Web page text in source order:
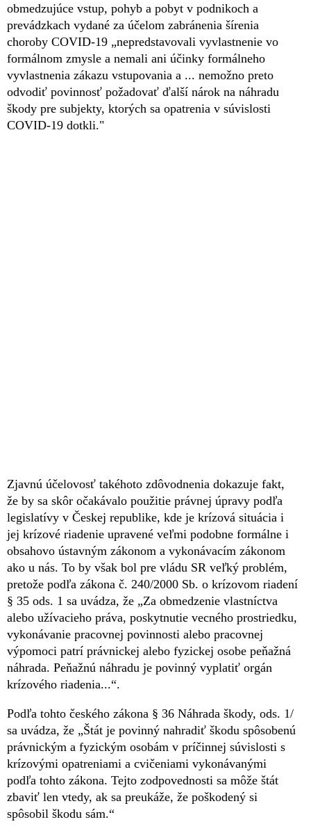
obmedzujúce vstup, pohyb a pobyt v podnikoch a
prevádzkach vydané za účelom zabránenia šírenia
choroby COVID-19 „nepredstavovali vyvlastnenie vo
formálnom zmysle a nemali ani účinky formálneho
vyvlastnenia zákazu vstupovania a ... nemožno preto
odvodiť povinnosť požadovať ďalší nárok na náhradu
škody pre subjekty, ktorých sa opatrenia v súvislosti
COVID-19 dotkli."
Zjavnú účelovosť takéhoto zdôvodnenia dokazuje fakt,
že by sa skôr očakávalo použitie právnej úpravy podľa
legislatívy v Českej republike, kde je krízová situácia i
jej krízové riadenie upravené veľmi podobne formálne i
obsahovo ústavným zákonom a vykonávacím zákonom
ako u nás. To by však bol pre vládu SR veľký problém,
pretože podľa zákona č. 240/2000 Sb. o krízovom riadení
§ 35 ods. 1 sa uvádza, že „Za obmedzenie vlastníctva
alebo užívacieho práva, poskytnutie vecného prostriedku,
vykonávanie pracovnej povinnosti alebo pracovnej
výpomoci patrí právnickej alebo fyzickej osobe peňažná
náhrada. Peňažnú náhradu je povinný vyplatiť orgán
krízového riadenia...“.
Podľa tohto českého zákona § 36 Náhrada škody, ods. 1/
sa uvádza, že „Štát je povinný nahradiť škodu spôsobenú
právnickým a fyzickým osobám v príčinnej súvislosti s
krízovými opatreniami a cvičeniami vykonávanými
podľa tohto zákona. Tejto zodpovednosti sa môže štát
zbaviť len vtedy, ak sa preukáže, že poškodený si
spôsobil škodu sám.“